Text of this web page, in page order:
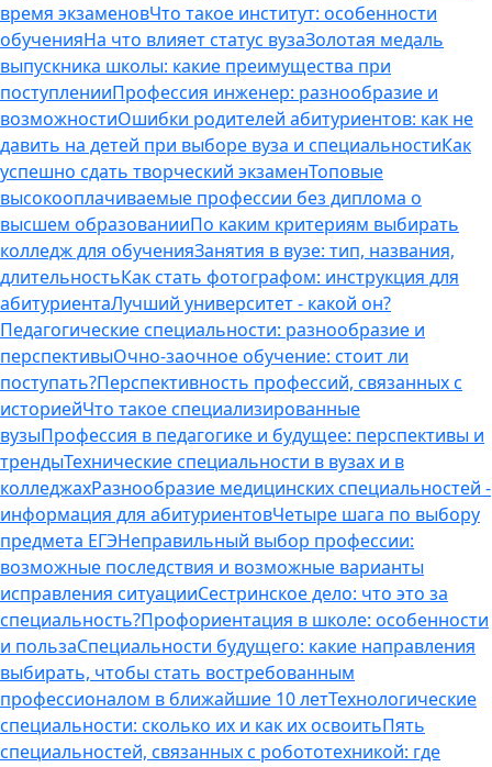
время экзаменовЧто такое институт: особенности
обученияНа что влияет статус вузаЗолотая медаль
выпускника школы: какие преимущества при
поступленииПрофессия инженер: разнообразие и
возможностиОшибки родителей абитуриентов: как не
давить на детей при выборе вуза и специальностиКак
успешно сдать творческий экзаменТоповые
высокооплачиваемые профессии без диплома о
высшем образованииПо каким критериям выбирать
колледж для обученияЗанятия в вузе: тип, названия,
длительностьКак стать фотографом: инструкция для
абитуриентаЛучший университет - какой он?
Педагогические специальности: разнообразие и
перспективыОчно-заочное обучение: стоит ли
поступать?Перспективность профессий, связанных с
историейЧто такое специализированные
вузыПрофессия в педагогике и будущее: перспективы и
трендыТехнические специальности в вузах и в
колледжахРазнообразие медицинских специальностей -
информация для абитуриентовЧетыре шага по выбору
предмета ЕГЭНеправильный выбор профессии:
возможные последствия и возможные варианты
исправления ситуацииСестринское дело: что это за
специальность?Профориентация в школе: особенности
и пользаСпециальности будущего: какие направления
выбирать, чтобы стать востребованным
профессионалом в ближайшие 10 летТехнологические
специальности: сколько их и как их освоитьПять
специальностей, связанных с робототехникой: где